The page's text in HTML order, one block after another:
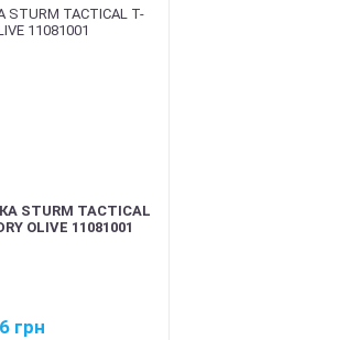
STURM TACTICAL
OLIVE 11081001
грн